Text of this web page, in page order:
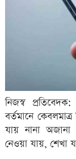
নিজস্ব
বর্তমানে
যায় নানা অজানা
নেওয়া যায়, শেখা